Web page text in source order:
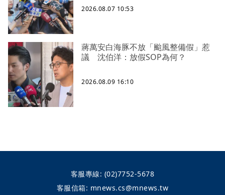
2026.08.07 10:53
蔣萬安白海豚不放「颱風整備假」惹
議 沈伯洋：放假SOP為何？
2026.08.09 16:10
客服專線: (02)7752-5678
客服信箱: mnews.cs@mnews.tw